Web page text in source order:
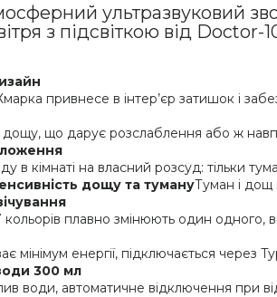
ультразвуковий
з підсвіткою від Doctor-
привнесе в інтер’єр затишок і
що дарує розслаблення або ж
в кімнаті на власний розсуд: тільки
дощу та тумануТуман і дощ
плавно змінюють один одного,
мінімум енергії, підключається через
300 мл
води, автоматичне відключення при